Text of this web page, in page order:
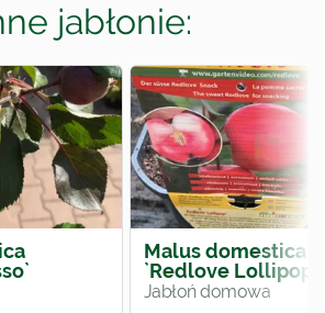
jabłonie:
Malus domestica
`Redlove Lollipop`
Jabłoń domowa